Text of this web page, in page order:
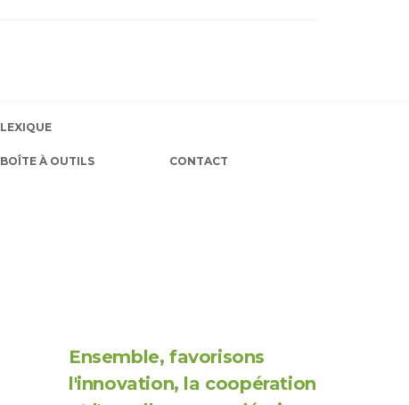
LEXIQUE
BOÎTE À OUTILS CONTACT
Ensemble, favorisons
l'innovation, la coopération